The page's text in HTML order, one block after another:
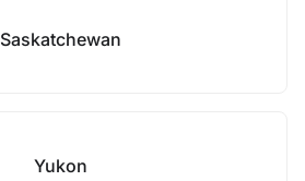
Saskatchewan
Yukon